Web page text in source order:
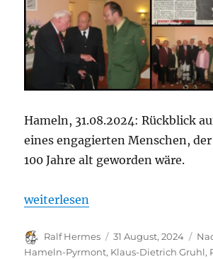
Hameln, 31.08.2024: Rückblick
eines engagierten Menschen, der
100 Jahre alt geworden wäre.
„Zur Erinnerung an Klaus-
weiterlesen
Autor
Ralf Hermes
Veröffentlicht
am
31 August, 2024
Hameln-Pyrmont, Klaus-Dietrich Gruhl,